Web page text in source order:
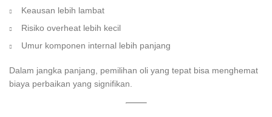
Keausan lebih lambat
Risiko overheat lebih kecil
Umur komponen internal lebih panjang
Dalam jangka panjang, pemilihan oli yang tepat bisa menghemat
biaya perbaikan yang signifikan.